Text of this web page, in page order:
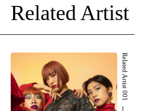
Related Artist
Related Artist 001